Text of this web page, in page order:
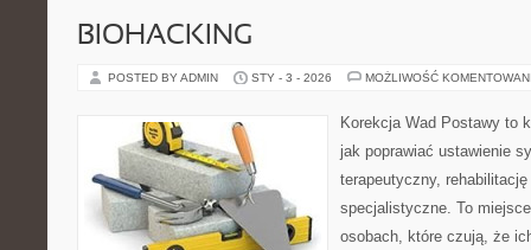
BIOHACKING
POSTED BY ADMIN STY - 3 - 2026 MOŻLIWOŚĆ
Korekcja Wad Postawy to
jak poprawiać ustawienie
terapeutyczny,
specjalistyczne. To
osobach, które czują, że